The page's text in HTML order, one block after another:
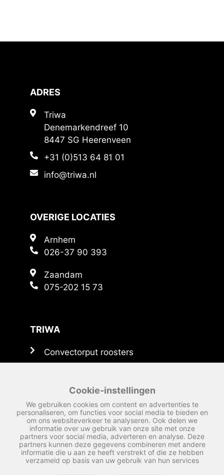
ADRES
Triwa
Denemarkendreef 10
8447 SG Heerenveen
+31 (0)513 64 81 01
info@triwa.nl
OVERIGE LOCATIES
Arnhem
026-37 90 393
Zaandam
075-202 15 73
TRIWA
Convectorput roosters
Schoepenroosters
Roosters
Trappen
Onderdelen
Cookie-instellingen
We gebruiken cookies om content en advertenties te
personaliseren, om functies voor social media te bieden en
om ons websiteverkeer te analyseren. Ook delen we
informatie over uw gebruik van onze site met onze
partners voor social media, adverteren en analyse. Deze
partners kunnen deze gegevens combineren met andere
informatie die u aan ze heeft verstrekt of die ze hebben
verzameld op basis van uw gebruik van hun services